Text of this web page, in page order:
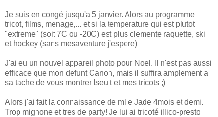
Je suis en congé jusqu'a 5 janvier. Alors au programme
tricot, films, menage,... et si la temperature qui est plutot
"extreme" (soit 7C ou -20C) est plus clemente raquette, ski
et hockey (sans mesaventure j'espere)
J'ai eu un nouvel appareil photo pour Noel. Il n'est pas aussi
efficace que mon defunt Canon, mais il suffira amplement a
sa tache de vous montrer Iseult et mes tricots ;)
Alors j'ai fait la connaissance de mlle Jade 4mois et demi.
Trop mignone et tres de party! Je lui ai tricoté illico-presto